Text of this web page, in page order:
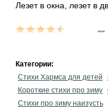
Лезет в окна, лезет в
Категории:
Стихи Хармса для детей
Короткие стихи про зиму
Стихи про зиму наизусть